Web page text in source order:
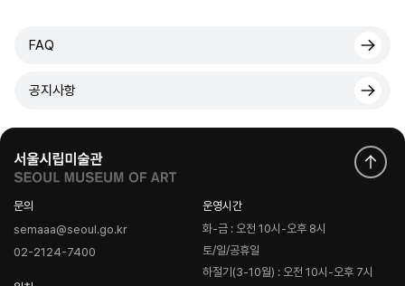
FAQ
공지사항
문의
semaaa@seoul.go.kr
02-2124-7400
운영시간
화-금 : 오전 10시-오후 8시
토/일/공휴일
하절기(3-10월) : 오전 10시-오후 7시